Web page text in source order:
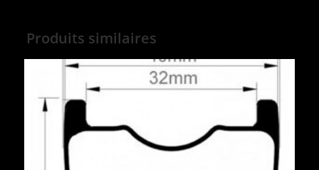
Produits similaires